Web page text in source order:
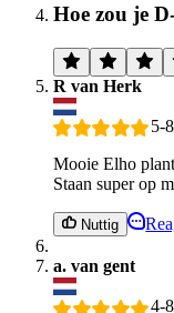
Hoe zou je
R van Herk
5-
Mooie Elho
Staan super op
Nuttig
a. van gent
4-